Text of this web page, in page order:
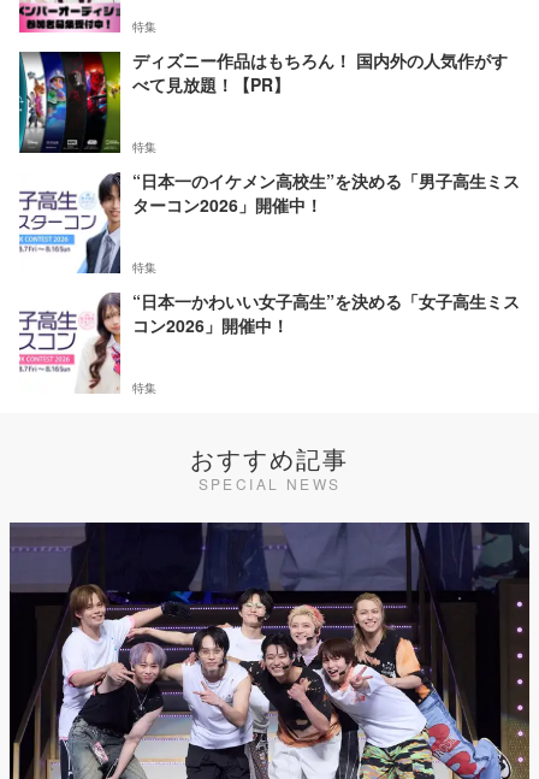
特集
ディズニー作品はもちろん！ 国内外の人気作がす
べて見放題！【PR】
特集
“日本一のイケメン高校生”を決める「男子高生ミス
ターコン2026」開催中！
特集
“日本一かわいい女子高生”を決める「女子高生ミス
コン2026」開催中！
特集
おすすめ記事
SPECIAL NEWS